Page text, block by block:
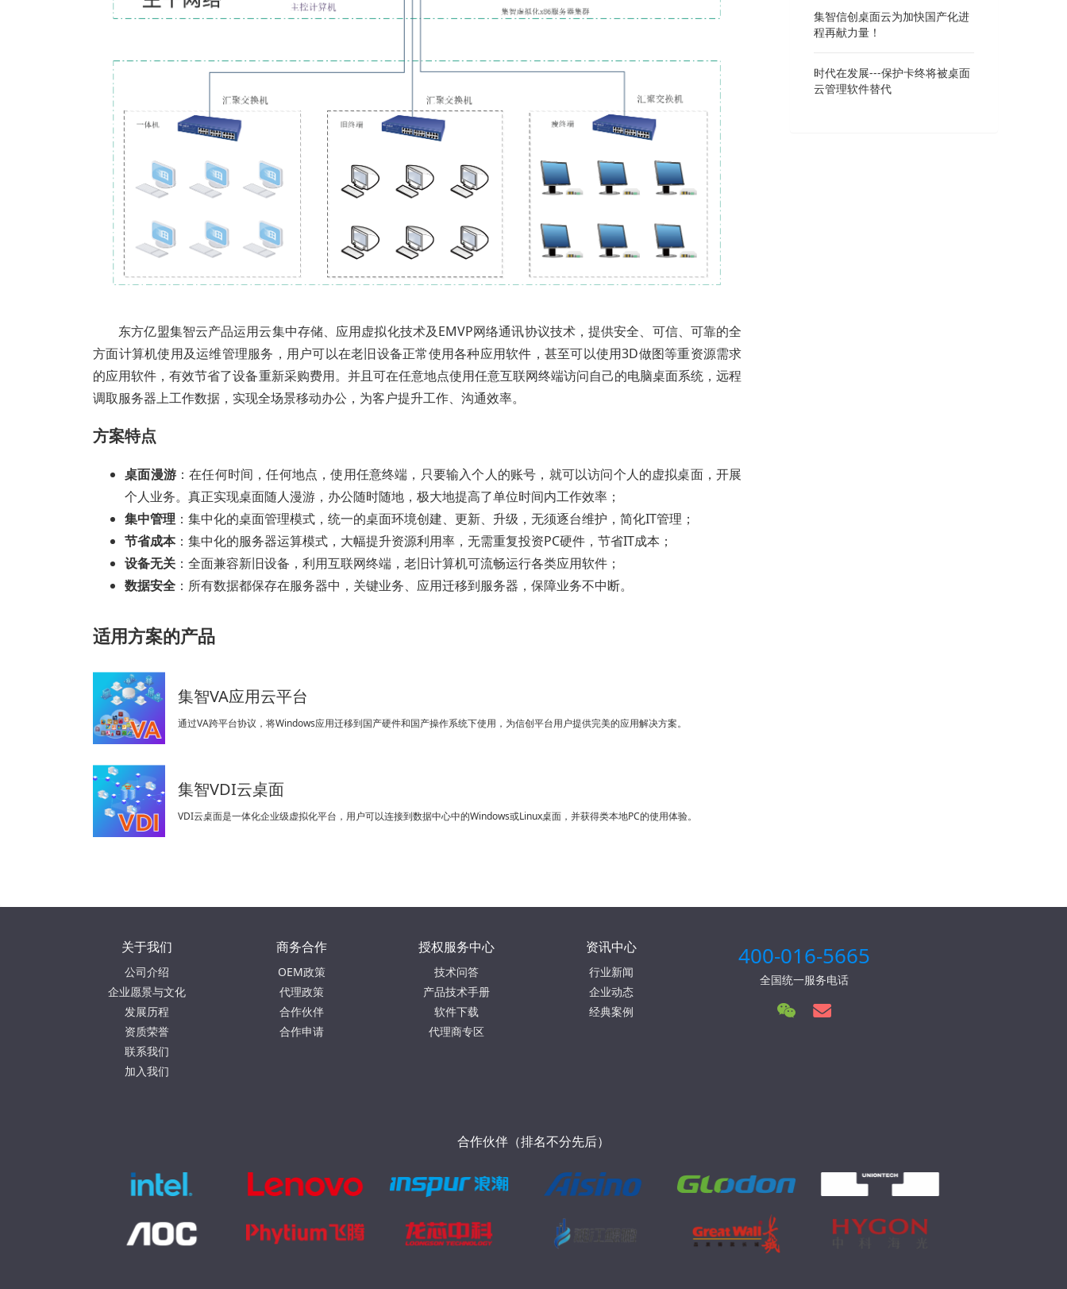
东方亿盟集智云产品运用云集中存储、应用虚拟化技术及EMVP网络通讯协议技术，提供安全、可信、可靠的全
方面计算机使用及运维管理服务，用户可以在老旧设备正常使用各种应用软件，甚至可以使用3D做图等重资源需求
的应用软件，有效节省了设备重新采购费用。并且可在任意地点使用任意互联网终端访问自己的电脑桌面系统，远程
调取服务器上工作数据，实现全场景移动办公，为客户提升工作、沟通效率。
方案特点
桌面漫游 ：在任何时间，任何地点，使用任意终端，只要输入个人的账号，就可以访问个人的虚拟桌面，开展
个人业务。真正实现桌面随人漫游，办公随时随地，极大地提高了单位时间内工作效率；
集中管理 ：集中化的桌面管理模式，统一的桌面环境创建、更新、升级，无须逐台维护，简化IT管理；
节省成本：集中化的服务器运算模式，大幅提升资源利用率，无需重复投资PC硬件，节省IT成本；
设备无关 ：全面兼容新旧设备，利用互联网终端，老旧计算机可流畅运行各类应用软件；
数据安全 ：所有数据都保存在服务器中，关键业务、应用迁移到服务器，保障业务不中断。
适用方案的产品
集智VA应用云平台
通过VA跨平台协议，将Windows应用迁移到国产硬件和国产操作系统下使用，为信创平台用户提供完美的应用解决方案。
集智VDI云桌面
VDI云桌面是一体化企业级虚拟化平台，用户可以连接到数据中心中的Windows或Linux桌面，并获得类本地PC的使用体验。
集智信创桌面云为加快国产化进
程再献力量！
时代在发展---保护卡终将被桌面
云管理软件替代
关于我们
公司介绍
企业愿景与文化
发展历程
资质荣誉
联系我们
加入我们
商务合作
OEM政策
代理政策
合作伙伴
合作申请
授权服务中心
技术问答
产品技术手册
软件下载
代理商专区
资讯中心
行业新闻
企业动态
经典案例
400-016-5665
全国统一服务电话
合作伙伴（排名不分先后）